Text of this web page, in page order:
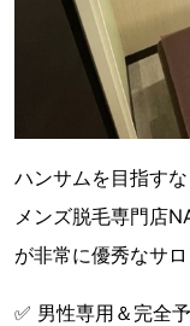
ハンサムを目指す
メンズ脱毛専門店
が非常に優秀なサロ
✅ 男性専用＆完全